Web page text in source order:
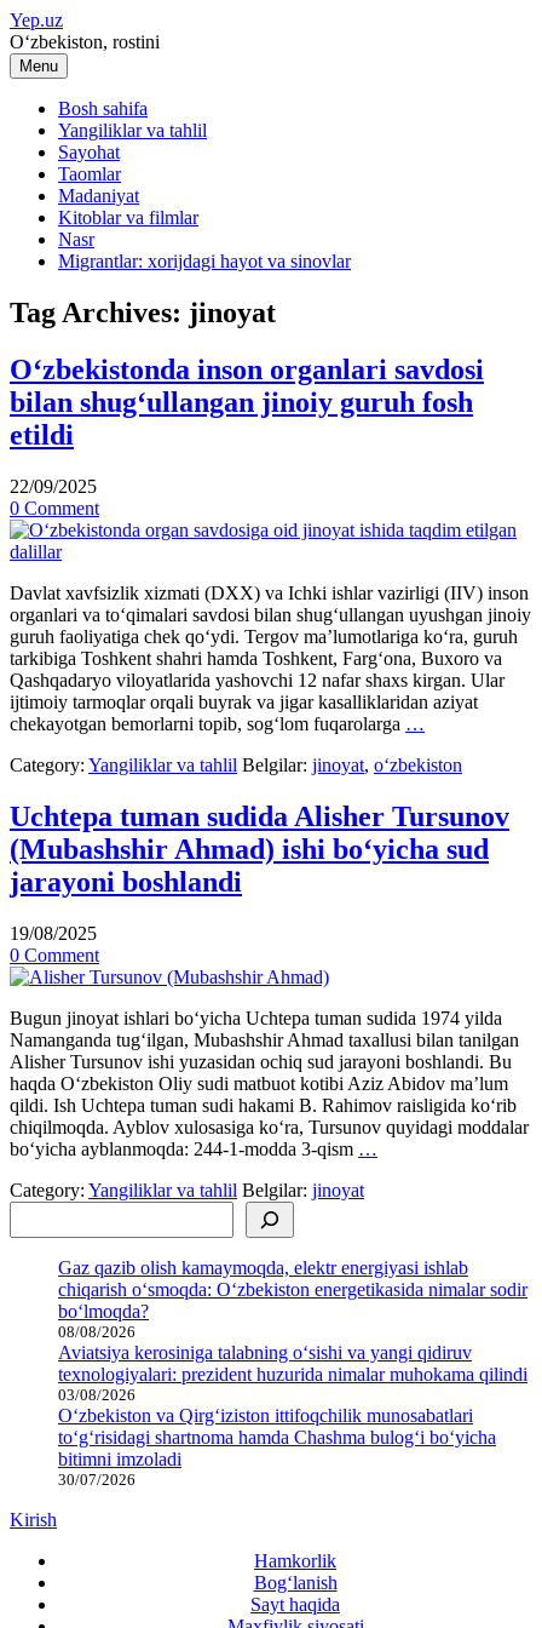
Skip
to
content
Yep.uz
O‘zbekiston, rostini
Menu
Bosh sahifa
Yangiliklar va tahlil
Sayohat
Taomlar
Madaniyat
Kitoblar va filmlar
Nasr
Migrantlar: xorijdagi hayot va sinovlar
Tag Archives: jinoyat
O‘zbekistonda inson organlari savdosi
bilan shug‘ullangan jinoiy guruh fosh
etildi
22/09/2025
0 Comment
Davlat xavfsizlik xizmati (DXX) va Ichki ishlar vazirligi (IIV) inson
organlari va to‘qimalari savdosi bilan shug‘ullangan uyushgan jinoiy
guruh faoliyatiga chek qo‘ydi. Tergov ma’lumotlariga ko‘ra, guruh
tarkibiga Toshkent shahri hamda Toshkent, Farg‘ona, Buxoro va
Qashqadaryo viloyatlarida yashovchi 12 nafar shaxs kirgan. Ular
ijtimoiy tarmoqlar orqali buyrak va jigar kasalliklaridan aziyat
chekayotgan bemorlarni topib, sog‘lom fuqarolarga …
Category: Yangiliklar va tahlil Belgilar: jinoyat, o‘zbekiston
Uchtepa tuman sudida Alisher Tursunov
(Mubashshir Ahmad) ishi bo‘yicha sud
jarayoni boshlandi
19/08/2025
0 Comment
Bugun jinoyat ishlari bo‘yicha Uchtepa tuman sudida 1974 yilda
Namanganda tug‘ilgan, Mubashshir Ahmad taxallusi bilan tanilgan
Alisher Tursunov ishi yuzasidan ochiq sud jarayoni boshlandi. Bu
haqda O‘zbekiston Oliy sudi matbuot kotibi Aziz Abidov ma’lum
qildi. Ish Uchtepa tuman sudi hakami B. Rahimov raisligida ko‘rib
chiqilmoqda. Ayblov xulosasiga ko‘ra, Tursunov quyidagi moddalar
bo‘yicha ayblanmoqda: 244-1-modda 3-qism …
Category: Yangiliklar va tahlil Belgilar: jinoyat
Gaz qazib olish kamaymoqda, elektr energiyasi ishlab
chiqarish o‘smoqda: O‘zbekiston energetikasida nimalar sodir
bo‘lmoqda?
08/08/2026
Aviatsiya kerosiniga talabning o‘sishi va yangi qidiruv
texnologiyalari: prezident huzurida nimalar muhokama qilindi
03/08/2026
O‘zbekiston va Qirg‘iziston ittifoqchilik munosabatlari
to‘g‘risidagi shartnoma hamda Chashma bulog‘i bo‘yicha
bitimni imzoladi
30/07/2026
Kirish
Hamkorlik
Bog‘lanish
Sayt haqida